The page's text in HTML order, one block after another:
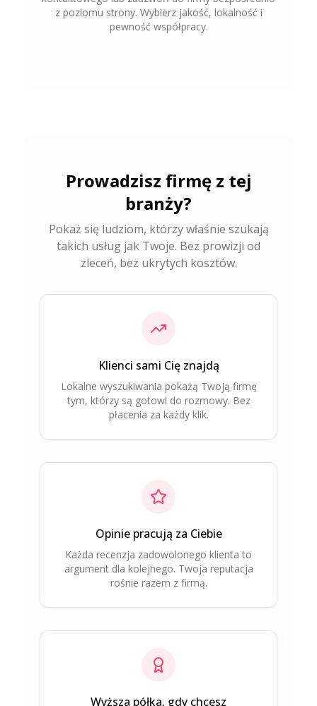
z poziomu strony. Wybierz jakość, lokalność i
pewność współpracy.
Prowadzisz firmę z tej
branży?
Pokaż się ludziom, którzy właśnie szukają
takich usług jak Twoje. Bez prowizji od
zleceń, bez ukrytych kosztów.
Klienci sami Cię znajdą
Lokalne wyszukiwania pokażą Twoją firmę
tym, którzy są gotowi do rozmowy. Bez
płacenia za każdy klik.
Opinie pracują za Ciebie
Każda recenzja zadowolonego klienta to
argument dla kolejnego. Twoja reputacja
rośnie razem z firmą.
Wyższa półka, gdy chcesz